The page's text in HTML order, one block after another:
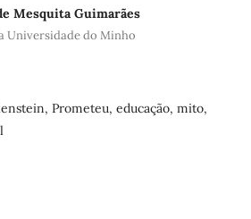
Mesquita Guimarães
Universidade do Minho
Prometeu, educação, mito,